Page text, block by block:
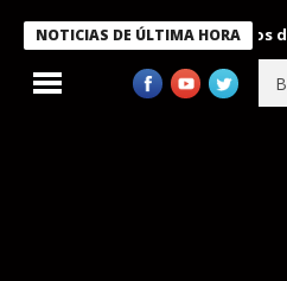
NOTICIAS DE ÚLTIMA HORA
condecora a miembros de